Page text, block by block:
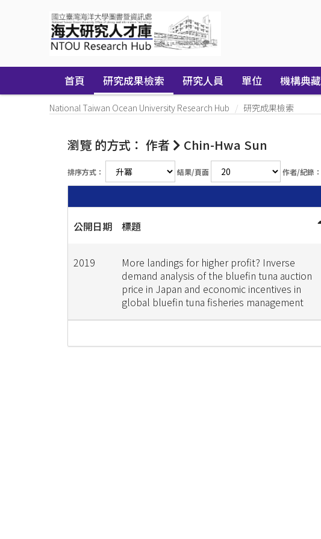
首頁 研究成果檢索 研究人員 單位 機構典藏
National Taiwan Ocean University Research Hub 研究成果檢索
瀏覽 的方式： 作者 Chin-Hwa Sun
排序方式： 結果/頁面 作者/紀錄：
公開日期 標題
2019
More landings for higher profit? Inverse
demand analysis of the bluefin tuna auction
price in Japan and economic incentives in
global bluefin tuna fisheries management